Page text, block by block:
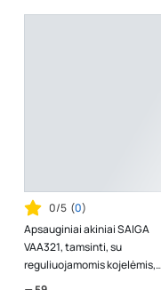
0/5 (0)
Apsauginiai akiniai SAIGA
VAA321, tamsinti, su
reguliuojamomis kojelėmis,
nerasojantys, nesibraižantys,